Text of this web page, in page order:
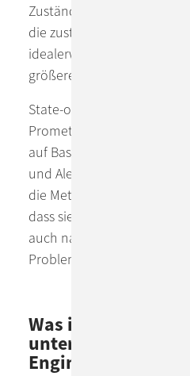
Zuständen oder
die zuständigen
idealerweise bevor die
größere Probleme
State-of-the-art Monitoring-
Prometheus sind
auf Basis der Metriken
und Alerts auslösen.
die Metriken über einen
dass sie über
auch nachträglich noch zur
Problemsituationen
Was ist Error
unterstützt es in
Engineering?